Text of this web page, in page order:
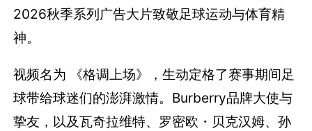
2026秋季系列广告大片致敬足球运动与体育精
神。
视频名为 《格调上场》，生动定格了赛事期间足
球带给球迷们的澎湃激情。Burberry品牌大使与
挚友，以及瓦奇拉维特、罗密欧・贝克汉姆、孙